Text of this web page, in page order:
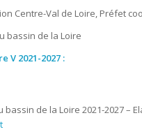
Centre-Val de Loire, Préfet
bassin de la Loire
V 2021-2027 :
de la Loire 2021-2027 –